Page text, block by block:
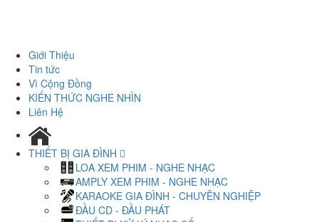
Giới Thiệu
Tin tức
Vì Cộng Đồng
KIẾN THỨC NGHE NHÌN
Liên Hệ
THIẾT BỊ GIA ĐÌNH
LOA XEM PHIM - NGHE NHẠC
AMPLY XEM PHIM - NGHE NHẠC
KARAOKE GIA ĐÌNH - CHUYÊN NGHIỆP
ĐẦU CD - ĐẦU PHÁT